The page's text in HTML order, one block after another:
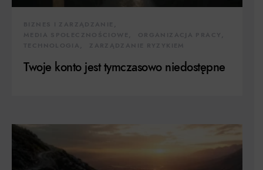
Twoje konto jest tymczasowo niedostępne